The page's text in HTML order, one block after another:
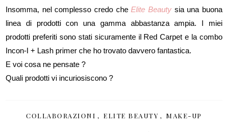
Insomma, nel complesso credo cheElite Beautysia una buona
linea di prodotti con una gamma abbastanza ampia. I miei
prodotti preferiti sono stati sicuramente il Red Carpet e la combo
Incon-I + Lash primer che ho trovato davvero fantastica.
E voi cosa ne pensate ?
Quali prodotti vi incuriosiscono ?
COLLABORAZIONI , ELITE BEAUTY , MAKE-UP